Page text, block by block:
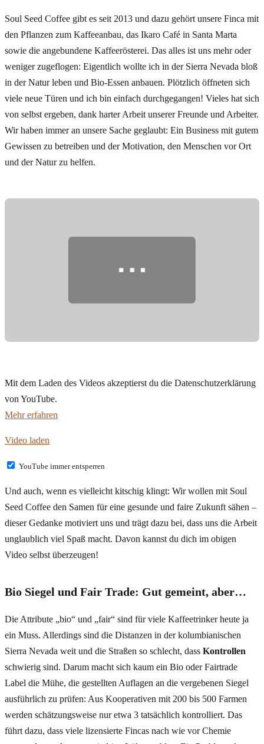
Soul Seed Coffee gibt es seit 2013 und dazu gehört unsere Finca mit
den Pflanzen zum Kaffeeanbau, das Ikaro Café in Santa Marta
sowie die angebundene Kaffeerösterei. Das alles ist uns mehr oder
weniger zugeflogen: Eigentlich wollte ich in der Sierra Nevada bloß
in der Natur leben und Bio-Essen anbauen. Plötzlich öffneten sich
viele neue Türen und ich bin einfach durchgegangen! Vieles hat sich
von selbst ergeben, dank harter Arbeit unserer Freunde und Arbeiter.
Wir haben immer an unsere Sache geglaubt: Ein Business mit gutem
Gewissen zu betreiben und der Motivation, den Menschen vor Ort
und der Natur zu helfen.
Mit dem Laden des Videos akzeptierst du die Datenschutzerklärung
von YouTube.
Mehr erfahren
Video laden
YouTube immer entsperren
Und auch, wenn es vielleicht kitschig klingt: Wir wollen mit Soul
Seed Coffee den Samen für eine gesunde und faire Zukunft sähen –
dieser Gedanke motiviert uns und trägt dazu bei, dass uns die Arbeit
unglaublich viel Spaß macht. Davon kannst du dich im obigen
Video selbst überzeugen!
Bio Siegel und Fair Trade: Gut gemeint, aber…
Die Attribute „bio“ und „fair“ sind für viele Kaffeetrinker heute ja
ein Muss. Allerdings sind die Distanzen in der kolumbianischen
Sierra Nevada weit und die Straßen so schlecht, dass Kontrollen
schwierig sind. Darum macht sich kaum ein Bio oder Fairtrade
Label die Mühe, die gestellten Auflagen an die vergebenen Siegel
ausführlich zu prüfen: Aus Kooperativen mit 200 bis 500 Farmen
werden schätzungsweise nur etwa 3 tatsächlich kontrolliert. Das
führt dazu, dass viele lizensierte Fincas nach wie vor Chemie